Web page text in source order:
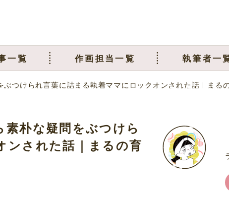
一覧 作画担当一覧 執筆者一
ぶつけられ言葉に詰まる執着ママにロックオンされた話｜まる
素朴な疑問をぶつけら
ンされた話｜まるの育